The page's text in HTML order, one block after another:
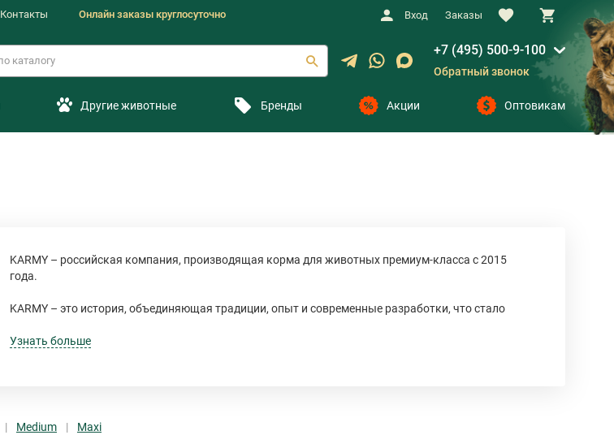
Контакты Онлайн заказы круглосуточно Вход Заказы
+7 (495) 500-9-100
Обратный звонок
Другие животные Бренды Акции Оптовикам
KARMY – российская компания, производящая корма для животных премиум-класса с 2015
года.
KARMY – это история, объединяющая традиции, опыт и современные разработки, что стало
контроль качества. Компания следует высоким стандартам и использует только отборные,
Узнать больше
Medium Maxi